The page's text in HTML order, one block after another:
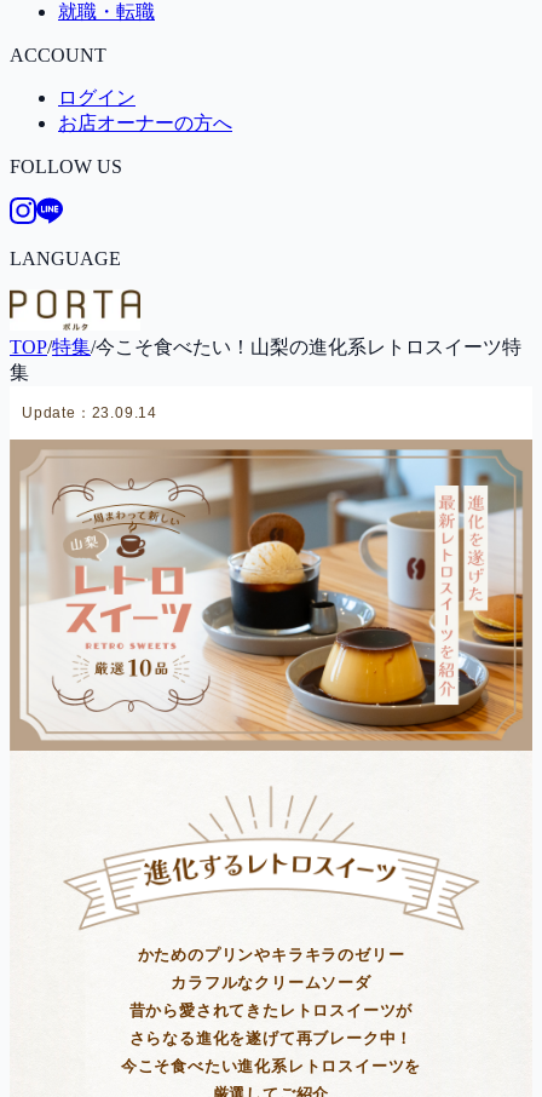
就職・転職
ACCOUNT
ログイン
お店オーナーの方へ
FOLLOW US
LANGUAGE
TOP/特集/今こそ食べたい！山梨の進化系レトロスイーツ特
集